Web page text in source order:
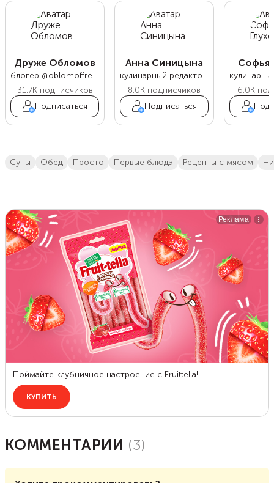
Друже Обломов
блогер @oblomoffrecipe
31.7Kподписчиков
Подписаться
Анна Синицына
кулинарный редактор Food.ru
8.0K подписчиков
Подписаться
Софья
6.0K
супы обед просто первые блюда Рецепты с мясом
КОММЕНТАРИИ (3)